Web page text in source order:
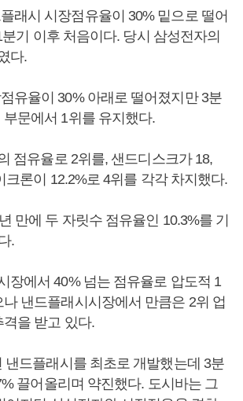
래시 시장점유율이 30% 밑으로 떨어
기 이후 처음이다. 당시 삼성전자의
다.
유율이 30% 아래로 떨어졌지만 3분
문에서 1위를 유지했다.
점유율로 2위를, 샌드디스크가 18,
크론이 12.2%로 4위를 각각 차지했다.
만에 두 자릿수 점유율인 10.3%를 기
.
장에서 40% 넘는 점유율로 압도적 1
낸드플래시시장에서 만큼은 2위 업
을 받고 있다.
낸드플래시를 최초로 개발했는데 3분
끌어올리며 약진했다. 도시바는 그